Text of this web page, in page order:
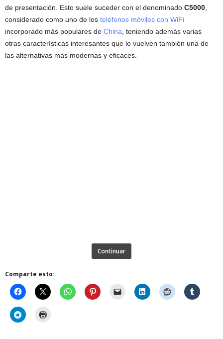
de presentación. Esto suele suceder con el denominado C5000
considerado como uno de los teléfonos móviles con WiFi
incorporado más populares de China , teniendo además varias
otras características interesantes que lo vuelven también una de
las alternativas más modernas y eficaces.
Continuar
Comparte esto: